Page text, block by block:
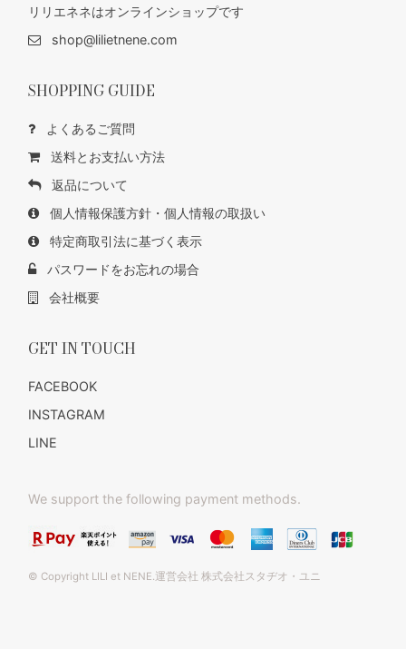
リリエネネはオンラインショップです
shop@lilietnene.com
SHOPPING GUIDE
よくあるご質問
送料とお支払い方法
返品について
個人情報保護方針・個人情報の取扱い
特定商取引法に基づく表示
パスワードをお忘れの場合
会社概要
GET IN TOUCH
FACEBOOK
INSTAGRAM
LINE
We support the following payment methods.
© Copyright LILI et NENE.運営会社 株式会社スタヂオ・ユニ